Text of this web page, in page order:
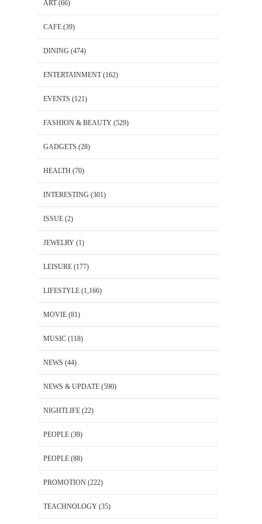
ART(66)
CAFE (39)
DINING (474)
ENTERTAINMENT(162)
EVENTS (121)
FASHION & BEAUTY (529)
GADGETS (28)
HEALTH (70)
INTERESTING (301)
ISSUE (2)
JEWELRY (1)
LEISURE (177)
LIFESTYLE (1,166)
MOVIE (81)
MUSIC (118)
NEWS (44)
NEWS & UPDATE (590)
NIGHTLIFE (22)
PEOPLE (39)
PEOPLE (88)
PROMOTION (222)
TEACHNOLOGY (35)